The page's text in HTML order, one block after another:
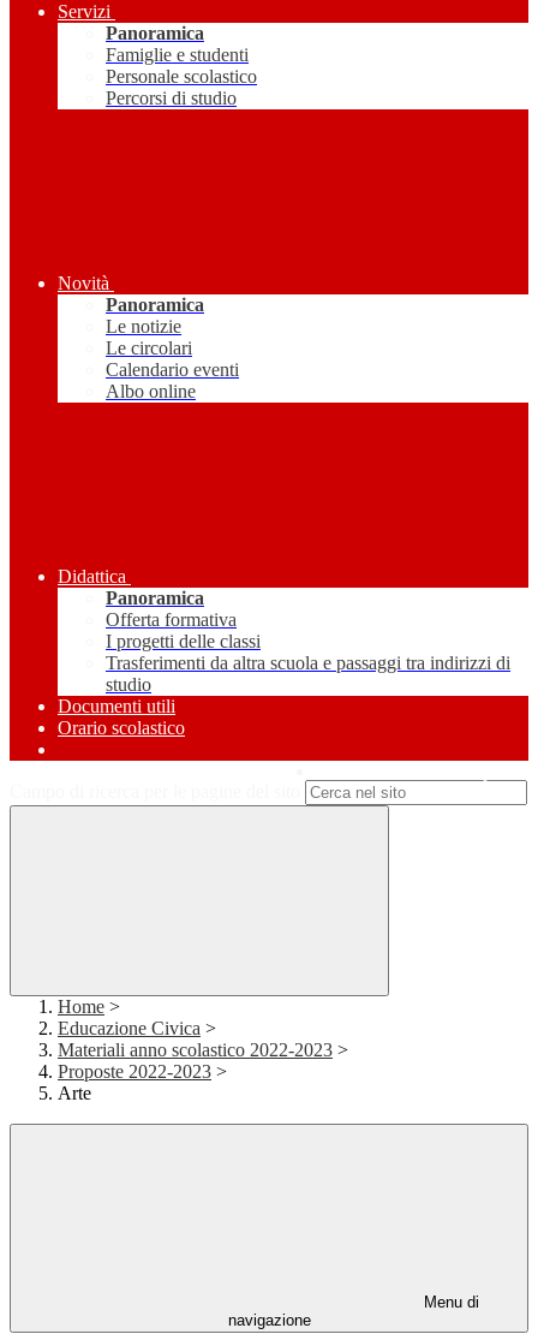
Servizi
Panoramica
Famiglie e studenti
Personale scolastico
Percorsi di studio
Novità
Panoramica
Le notizie
Le circolari
Calendario eventi
Albo online
Didattica
Panoramica
Offerta formativa
I progetti delle classi
Trasferimenti da altra scuola e passaggi tra indirizzi di
studio
Documenti utili
Orario scolastico
Home >
Educazione Civica >
Materiali anno scolastico 2022-2023 >
Proposte 2022-2023 >
Arte
Menu di
navigazione